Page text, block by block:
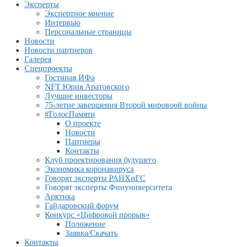
Эксперты
Экспертное мнение
Интервью
Персональные страницы
Новости
Новости партнеров
Галерея
Спецпроекты
Гостиная ИФа
NFT Юрия Аратовского
Лучшие инвесторы
75-летие завершения Второй мировоой войны
#ГолосПамяти
О проекте
Новости
Партнеры
Контакты
Клуб проектирования будущего
Экономика коронавируса
Говорят эксперты РАНХиГС
Говорят эксперты Финуниверситета
Арктика
Гайдаровский форум
Конкурс «Цифровой прорыв»
Положение
Заявка/Скачать
Контакты